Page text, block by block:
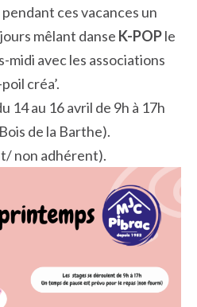
ces vacances un
mêlant danse K-POPle
midi avec les associations
créa’.
14 au 16 avril de 9h à 17h
de la Barthe).
non adhérent).